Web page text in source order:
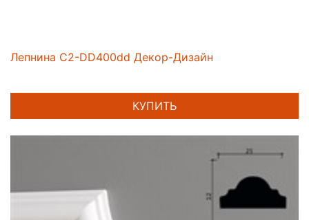
Лепнина C2-DD400dd Декор-Дизайн
КУПИТЬ